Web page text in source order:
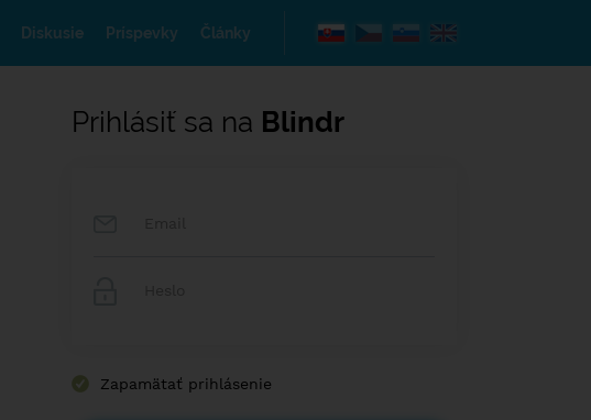
Diskusie Príspevky Články
Prihlásiť sa na Blindr
Zapamätať prihlásenie